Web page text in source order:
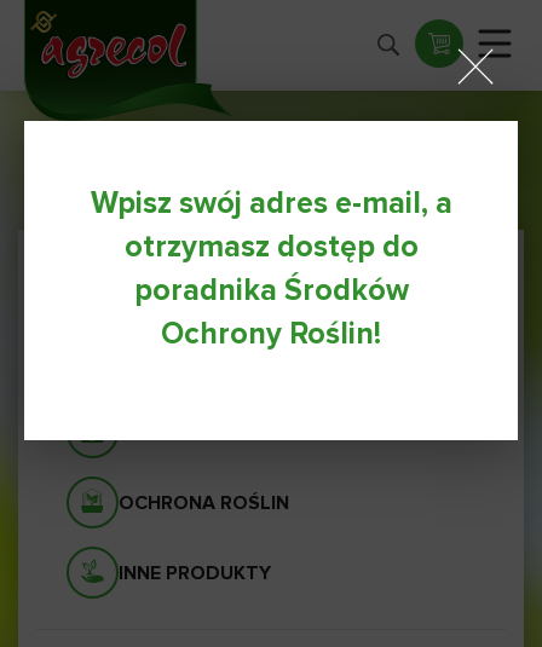
Wpisz swój adres e-mail, a
otrzymasz dostęp do
poradnika Środków
Ochrony Roślin!
NAWOZY
OCHRONA ROŚLIN
INNE PRODUKTY